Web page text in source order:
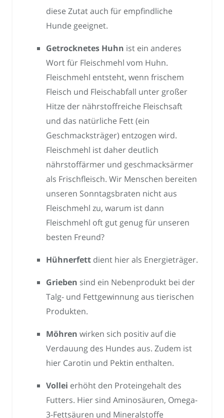
diese Zutat auch für empfindliche
Hunde geeignet.
Getrocknetes Huhn ist ein anderes
Wort für Fleischmehl vom Huhn.
Fleischmehl entsteht, wenn frischem
Fleisch und Fleischabfall unter großer
Hitze der nährstoffreiche Fleischsaft
und das natürliche Fett (ein
Geschmacksträger) entzogen wird.
Fleischmehl ist daher deutlich
nährstoffärmer und geschmacksärmer
als Frischfleisch. Wir Menschen bereiten
unseren Sonntagsbraten nicht aus
Fleischmehl zu, warum ist dann
Fleischmehl oft gut genug für unseren
besten Freund?
Hühnerfett dient hier als Energieträger.
Grieben sind ein Nebenprodukt bei der
Talg- und Fettgewinnung aus tierischen
Produkten.
Möhren wirken sich positiv auf die
Verdauung des Hundes aus. Zudem ist
hier Carotin und Pektin enthalten.
Vollei erhöht den Proteingehalt des
Futters. Hier sind Aminosäuren, Omega-
3-Fettsäuren und Mineralstoffe